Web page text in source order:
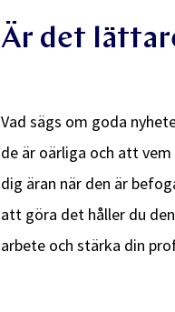
Är det
Vad sägs om goda
de är oärliga och att
dig äran när den är
att göra det håller du
arbete och stärka din